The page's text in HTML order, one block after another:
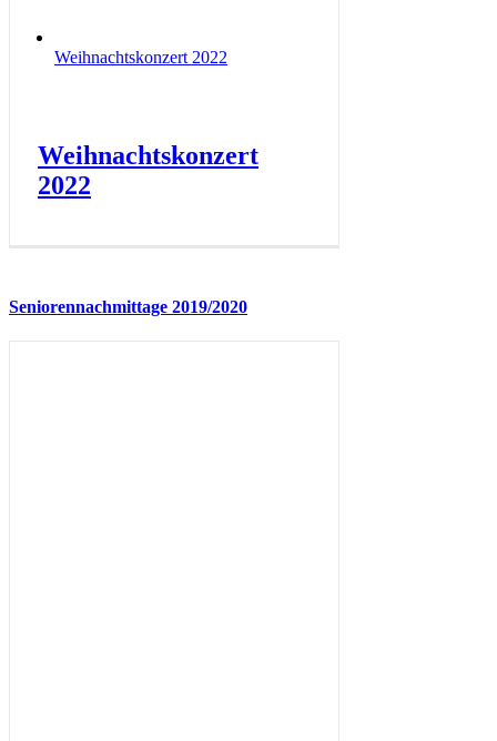
Weihnachtskonzert 2022
Weihnachtskonzert
2022
Seniorennachmittage 2019/2020